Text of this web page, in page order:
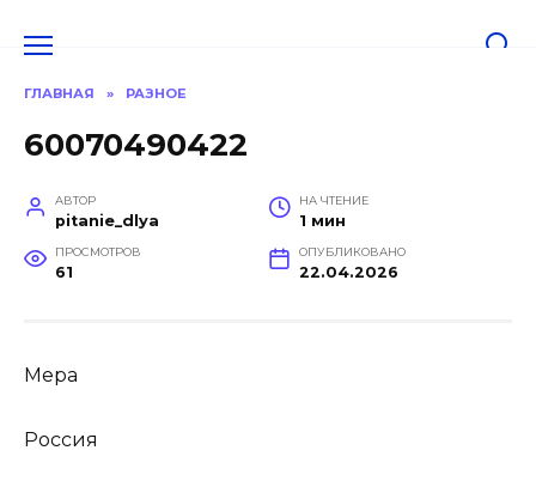
ГЛАВНАЯ » РАЗНОЕ
60070490422
АВТОР
pitanie_dlya
НА ЧТЕНИЕ
1 мин
ПРОСМОТРОВ
61
ОПУБЛИКОВАНО
22.04.2026
Мера
Россия